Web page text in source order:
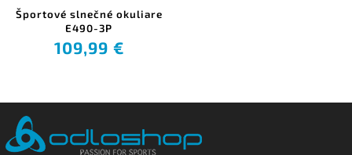
Športové slnečné okuliare
E490-3P
109,99 €